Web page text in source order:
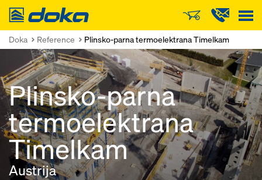
Doka
Doka Reference Plinsko-parna termoelektrana Timelkam
Plinsko-parna
termoelektrana
Timelkam
Austrija